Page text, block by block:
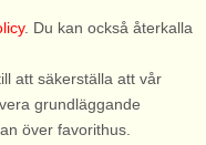
stenhus perfekt för
stora familjen på
Vindö! Endast
. Du kan också återkalla
att säkerställa att vår
grundläggande
över favorithus.